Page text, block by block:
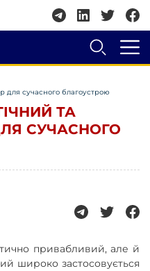
для сучасного благоустрою
ТА
СУЧАСНОГО
привабливий, але й
широко застосовується